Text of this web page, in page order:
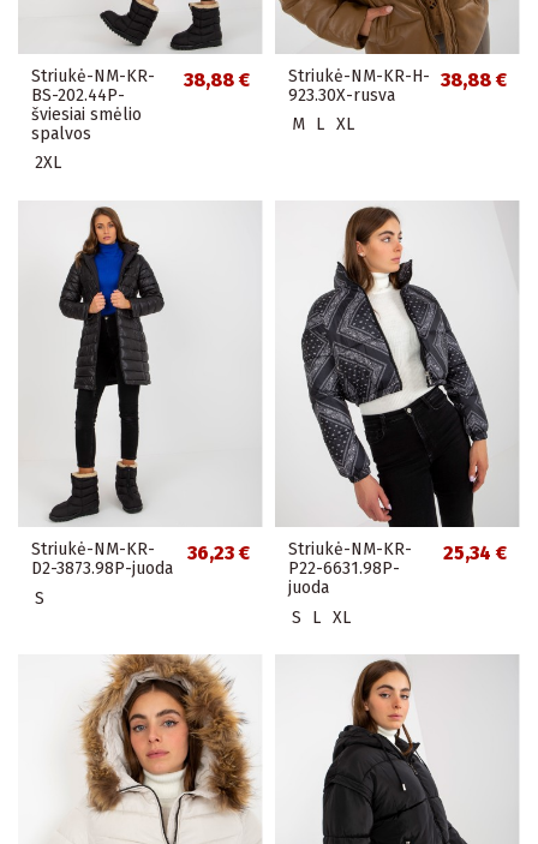
Striukė-NM-KR-
BS-202.44P-
šviesiai smėlio
spalvos
38,88 €
2XL
Striukė-NM-KR-H-
923.30X-rusva
38,88 €
M L XL
Striukė-NM-KR-
D2-3873.98P-juoda
36,23 €
S
Striukė-NM-KR-
P22-6631.98P-
juoda
25,34 €
S L XL